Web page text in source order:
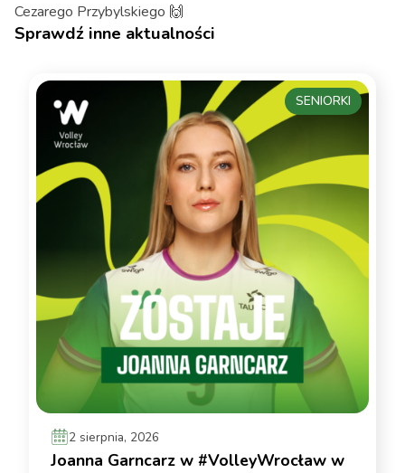
Cezarego Przybylskiego 🙌
Sprawdź inne aktualności
2 sierpnia, 2026
Joanna Garncarz w #VolleyWrocław w
SENIORKI